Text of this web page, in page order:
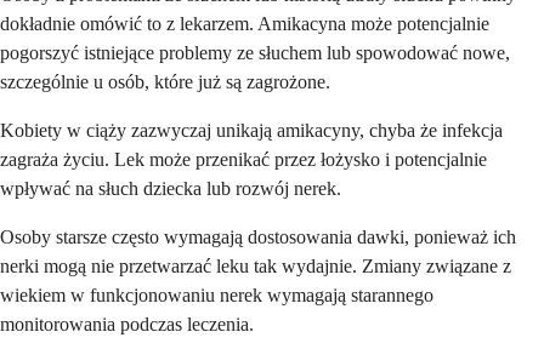
dokładnie omówić to z lekarzem. Amikacyna może potencjalnie
pogorszyć istniejące problemy ze słuchem lub spowodować nowe,
szczególnie u osób, które już są zagrożone.
Kobiety w ciąży zazwyczaj unikają amikacyny, chyba że infekcja
zagraża życiu. Lek może przenikać przez łożysko i potencjalnie
wpływać na słuch dziecka lub rozwój nerek.
Osoby starsze często wymagają dostosowania dawki, ponieważ ich
nerki mogą nie przetwarzać leku tak wydajnie. Zmiany związane z
wiekiem w funkcjonowaniu nerek wymagają starannego
monitorowania podczas leczenia.